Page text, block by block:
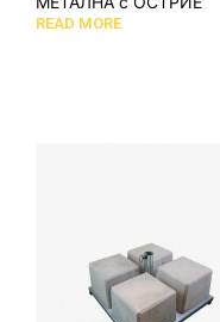
READ MORE